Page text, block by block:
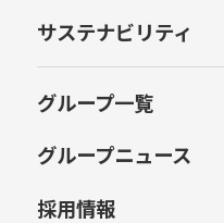
サステナビリティ
グループ一覧
グループニュース
採用情報